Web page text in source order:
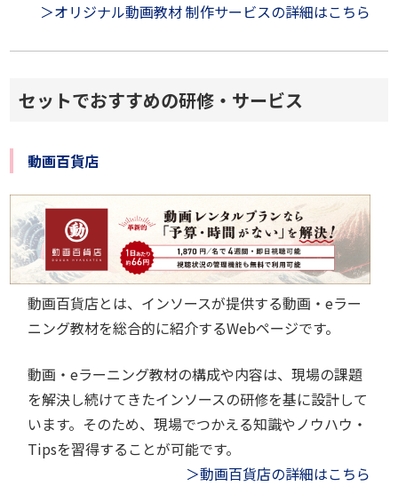
＞オリジナル動画教材 制作サービスの詳細はこちら
セットでおすすめの研修・サービス
動画百貨店
動画百貨店とは、インソースが提供する動画・eラー
ニング教材を総合的に紹介するWebページです。
動画・eラーニング教材の構成や内容は、現場の課題
を解決し続けてきたインソースの研修を基に設計して
います。そのため、現場でつかえる知識やノウハウ・
Tipsを習得することが可能です。
＞動画百貨店の詳細はこちら